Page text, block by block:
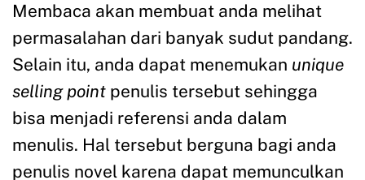
Membaca akan membuat anda melihat
permasalahan dari banyak sudut pandang.
Selain itu, anda dapat menemukan unique
selling point penulis tersebut sehingga
bisa menjadi referensi anda dalam
menulis. Hal tersebut berguna bagi anda
penulis novel karena dapat memunculkan